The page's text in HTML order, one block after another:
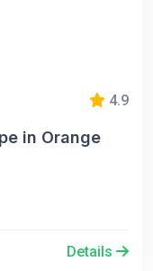
4.9
in Orange
Details